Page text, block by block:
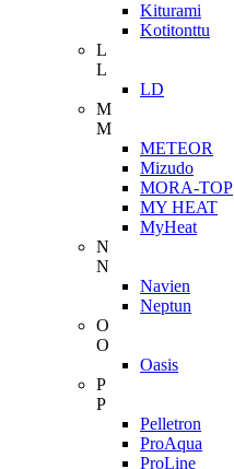
Kiturami
Kotitonttu
L
L
LD
M
M
METEOR
Mizudo
MORA-TOP
MY HEAT
MyHeat
N
N
Navien
Neptun
O
O
Oasis
P
P
Pelletron
ProAqua
ProLine